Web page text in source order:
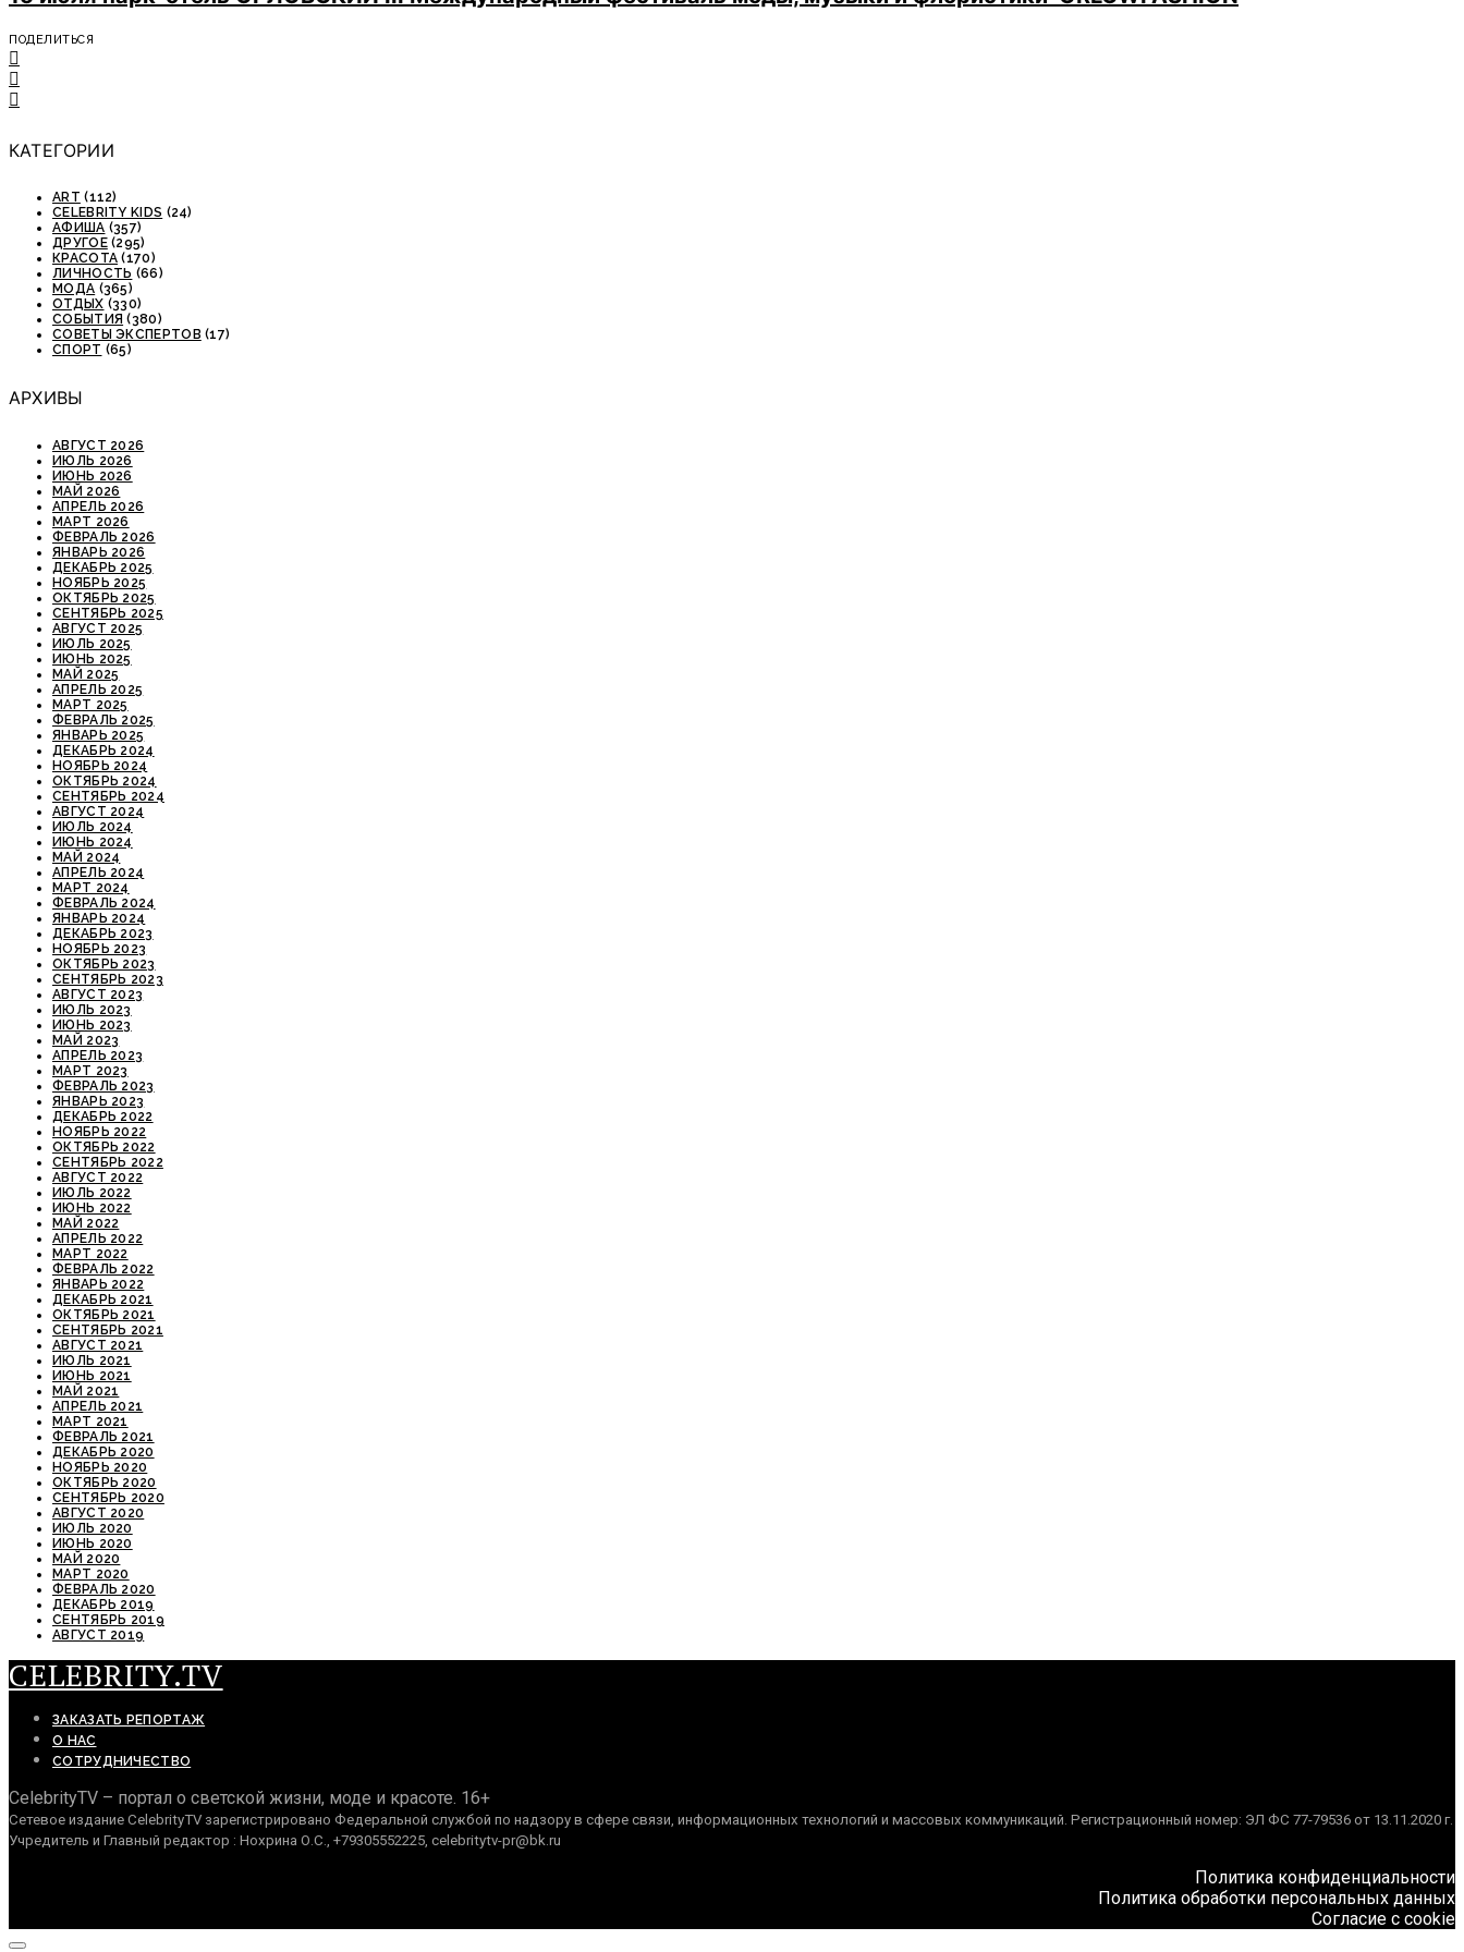
ПОДЕЛИТЬСЯ
КАТЕГОРИИ
ART (112)
CELEBRITY KIDS (24)
АФИША (357)
ДРУГОЕ(295)
КРАСОТА (170)
ЛИЧНОСТЬ (66)
МОДА (365)
ОТДЫХ (330)
СОБЫТИЯ (380)
СОВЕТЫ ЭКСПЕРТОВ (17)
СПОРТ (65)
АРХИВЫ
АВГУСТ 2026
ИЮЛЬ 2026
ИЮНЬ 2026
МАЙ 2026
АПРЕЛЬ 2026
МАРТ 2026
ФЕВРАЛЬ 2026
ЯНВАРЬ 2026
ДЕКАБРЬ 2025
НОЯБРЬ 2025
ОКТЯБРЬ 2025
СЕНТЯБРЬ 2025
АВГУСТ 2025
ИЮЛЬ 2025
ИЮНЬ 2025
МАЙ 2025
АПРЕЛЬ 2025
МАРТ 2025
ФЕВРАЛЬ 2025
ЯНВАРЬ 2025
ДЕКАБРЬ 2024
НОЯБРЬ 2024
ОКТЯБРЬ 2024
СЕНТЯБРЬ 2024
АВГУСТ 2024
ИЮЛЬ 2024
ИЮНЬ 2024
МАЙ 2024
АПРЕЛЬ 2024
МАРТ 2024
ФЕВРАЛЬ 2024
ЯНВАРЬ 2024
ДЕКАБРЬ 2023
НОЯБРЬ 2023
ОКТЯБРЬ 2023
СЕНТЯБРЬ 2023
АВГУСТ 2023
ИЮЛЬ 2023
ИЮНЬ 2023
МАЙ 2023
АПРЕЛЬ 2023
МАРТ 2023
ФЕВРАЛЬ 2023
ЯНВАРЬ 2023
ДЕКАБРЬ 2022
НОЯБРЬ 2022
ОКТЯБРЬ 2022
СЕНТЯБРЬ 2022
АВГУСТ 2022
ИЮЛЬ 2022
ИЮНЬ 2022
МАЙ 2022
АПРЕЛЬ 2022
МАРТ 2022
ФЕВРАЛЬ 2022
ЯНВАРЬ 2022
ДЕКАБРЬ 2021
ОКТЯБРЬ 2021
СЕНТЯБРЬ 2021
АВГУСТ 2021
ИЮЛЬ 2021
ИЮНЬ 2021
МАЙ 2021
АПРЕЛЬ 2021
МАРТ 2021
ФЕВРАЛЬ 2021
ДЕКАБРЬ 2020
НОЯБРЬ 2020
ОКТЯБРЬ 2020
СЕНТЯБРЬ 2020
АВГУСТ 2020
ИЮЛЬ 2020
ИЮНЬ 2020
МАЙ 2020
МАРТ 2020
ФЕВРАЛЬ 2020
ДЕКАБРЬ 2019
СЕНТЯБРЬ 2019
АВГУСТ 2019
CELEBRITY.TV
ЗАКАЗАТЬ РЕПОРТАЖ
О НАС
СОТРУДНИЧЕСТВО
CelebrityTV – портал о светской жизни, моде и красоте. 16+
Сетевое издание CelebrityTV зарегистрировано Федеральной службой по надзору в сфере связи, информационных технологий и массовых коммуникаций. Регистрационный номер: ЭЛ ФС 77-79536 от 13.11.2020 г.
Учредитель и Главный редактор : Нохрина О.С., +79305552225, celebritytv-pr@bk.ru
Политика конфиденциальности
Политика обработки персональных данных
Согласие с cookie